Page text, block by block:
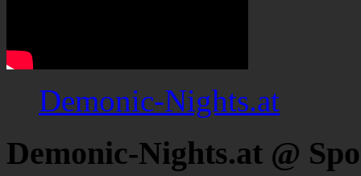
Demonic-Nights.at
Demonic-Nights.at @